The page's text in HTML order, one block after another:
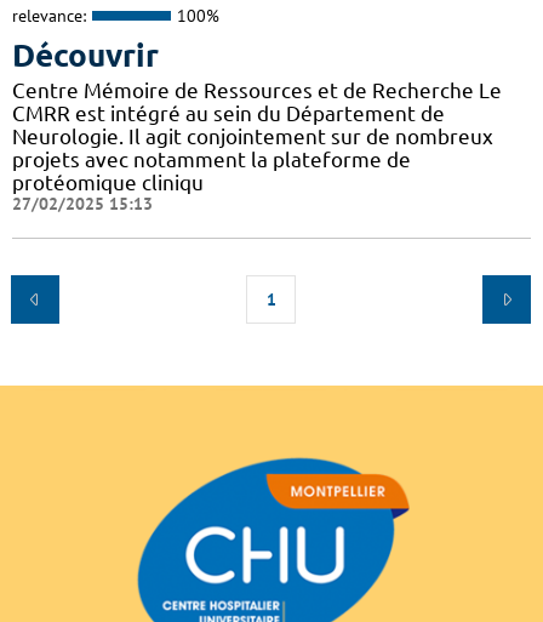
relevance: 100%
Découvrir
Centre Mémoire de Ressources et de Recherche Le
CMRR est intégré au sein du Département de
Neurologie. Il agit conjointement sur de nombreux
projets avec notamment la plateforme de
protéomique cliniqu
27/02/2025 15:13
1